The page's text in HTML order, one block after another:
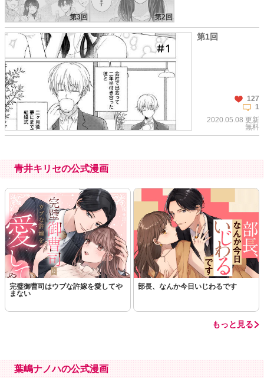
第3回 第2回
第1回
127
1
2020.05.08 更新
無料
この話を読む コメントを見る
青井キリセの公式漫画
完璧御曹司はウブな許嫁を愛してや
まない
部長、なんか今日いじわるです
もっと見る
葉嶋ナノハの公式漫画